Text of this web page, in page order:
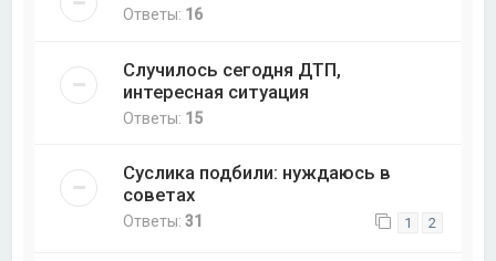
Ответы: 16
Случилось сегодня ДТП,
интересная ситуация
Ответы: 15
Суслика подбили: нуждаюсь в
советах
Ответы:31 1 2